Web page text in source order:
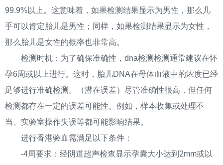
99.9%以上。这意味着，如果检测结果显示为男性，那么几
乎可以肯定胎儿是男性；同样，如果检测结果显示为女性，
那么胎儿是女性的概率也非常高。
检测时机：为了确保准确性，dna检测检测通常建议在怀
孕6周或以上进行。这时，胎儿DNA在母体血液中的浓度已经
足够进行准确检测。（潜在误差）尽管准确性很高，但任何
检测都存在一定的误差可能性。例如，样本收集或处理不
当、实验室操作失误等都可能影响结果。
进行香港验血需满足以下条件：
-4周要求：经阴道超声检查显示孕囊大小达到2mm或以